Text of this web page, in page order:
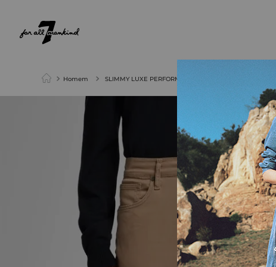
Homem SLIMMY LUXE PERFORMANCE PLUS COLORS SAVANNAH